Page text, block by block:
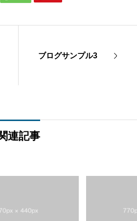
ブログサンプル3
連記事